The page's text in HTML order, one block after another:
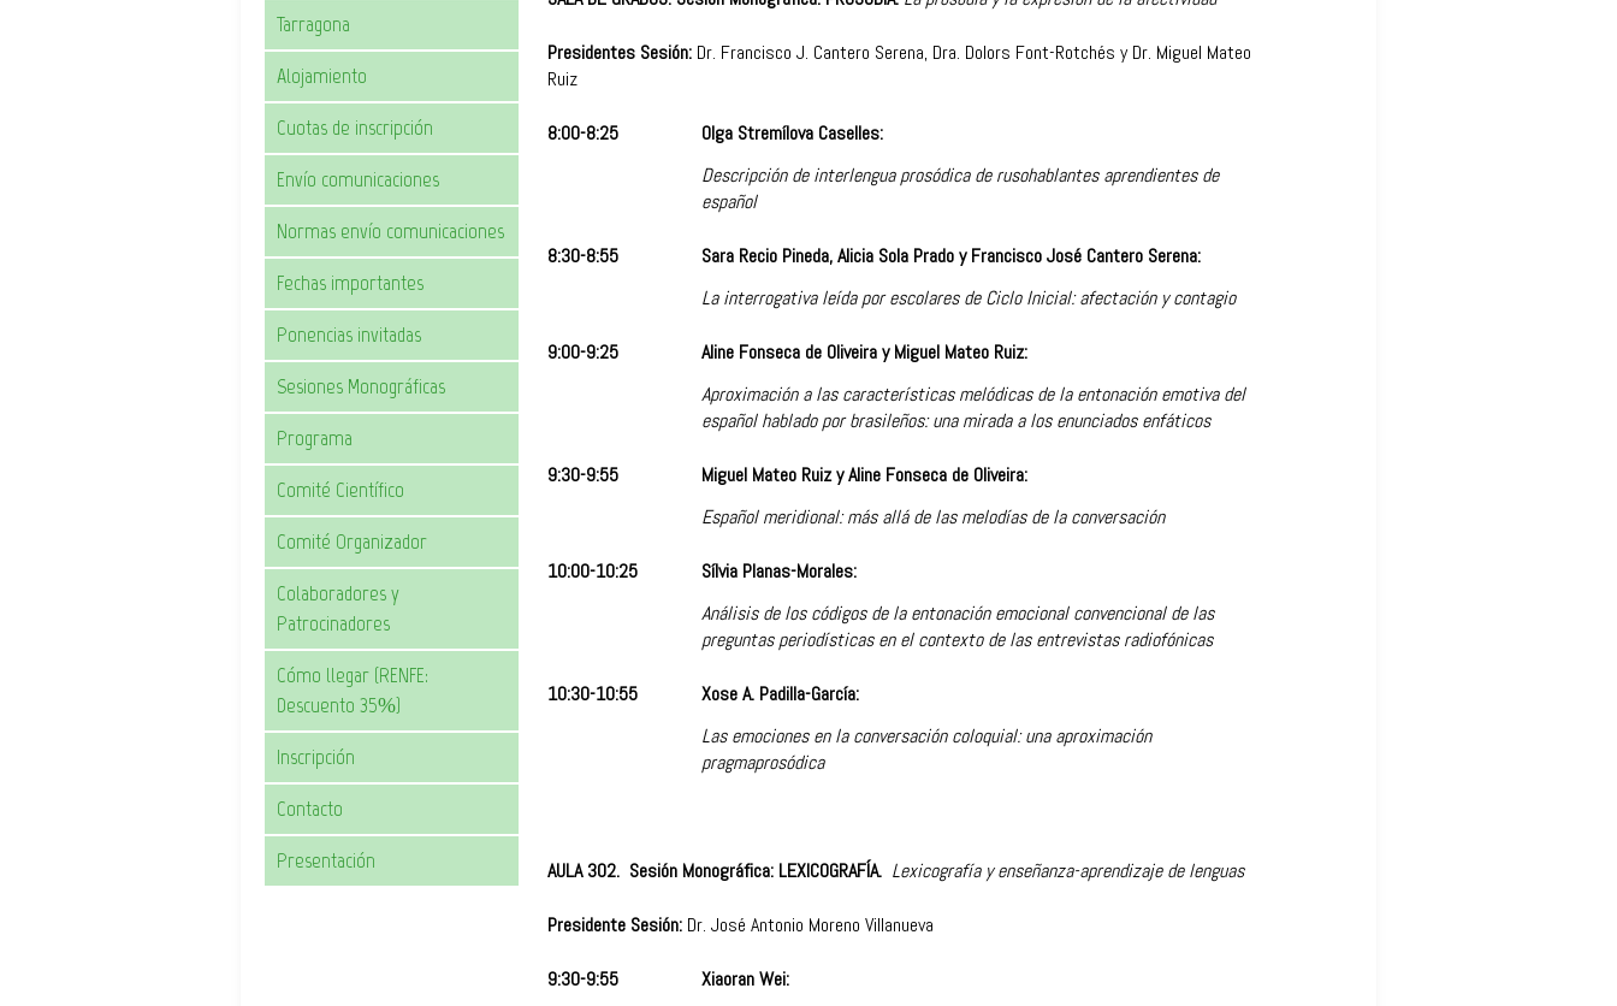
Tarragona
Alojamiento
Cuotas de inscripción
Envío comunicaciones
Normas envío comunicaciones
Fechas importantes
Ponencias invitadas
Sesiones Monográficas
Programa
Comité Científico
Comité Organizador
Colaboradores y
Patrocinadores
Cómo llegar (RENFE:
Descuento 35%)
Inscripción
Contacto
Presentación
Presidentes Sesión: Dr. Francisco J. Cantero Serena, Dra. Dolors Font-Rotchés y Dr. Miguel Mateo
Ruiz
8:00-8:25
Olga Stremílova Caselles:
Descripción de interlengua prosódica de rusohablantes aprendientes de
español
8:30-8:55
Sara Recio Pineda, Alicia Sola Prado y Francisco José Cantero Serena:
La interrogativa leída por escolares de Ciclo Inicial: afectación y contagio
9:00-9:25
Aline Fonseca de Oliveira y Miguel Mateo Ruiz:
Aproximación a las características melódicas de la entonación emotiva del
español hablado por brasileños: una mirada a los enunciados enfáticos
9:30-9:55
Miguel Mateo Ruiz y Aline Fonseca de Oliveira:
Español meridional: más allá de las melodías de la conversación
10:00-10:25
Sílvia Planas-Morales:
Análisis de los códigos de la entonación emocional convencional de las
preguntas periodísticas en el contexto de las entrevistas radiofónicas
10:30-10:55
Xose A. Padilla-García:
Las emociones en la conversación coloquial: una aproximación
pragmaprosódica
AULA 302. Sesión Monográfica: LEXICOGRAFÍA. Lexicografía y enseñanza-aprendizaje de lenguas
Presidente Sesión: Dr. José Antonio Moreno Villanueva
9:30-9:55
Xiaoran Wei: